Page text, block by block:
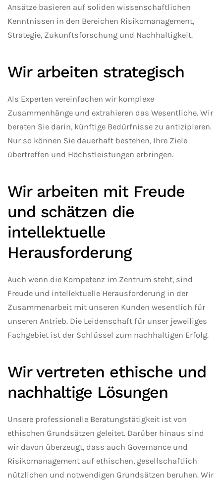
Ansätze basieren auf soliden wissenschaftlichen
Kenntnissen in den Bereichen Risikomanagement,
Strategie, Zukunftsforschung und Nachhaltigkeit.
Wir arbeiten strategisch
Als Experten vereinfachen wir komplexe
Zusammenhänge und extrahieren das Wesentliche. Wir
beraten Sie darin, künftige Bedürfnisse zu antizipieren.
Nur so können Sie dauerhaft bestehen, Ihre Ziele
übertreffen und Höchstleistungen erbringen.
Wir arbeiten mit Freude
und schätzen die
intellektuelle
Herausforderung
Auch wenn die Kompetenz im Zentrum steht, sind
Freude und intellektuelle Herausforderung in der
Zusammenarbeit mit unseren Kunden wesentlich für
unseren Antrieb. Die Leidenschaft für unser jeweiliges
Fachgebiet ist der Schlüssel zum nachhaltigen Erfolg.
Wir vertreten ethische und
nachhaltige Lösungen
Unsere professionelle Beratungstätigkeit ist von
ethischen Grundsätzen geleitet. Darüber hinaus sind
wir davon überzeugt, dass auch Governance und
Risikomanagement auf ethischen, gesellschaftlich
nützlichen und notwendigen Grundsätzen beruhen. Wir